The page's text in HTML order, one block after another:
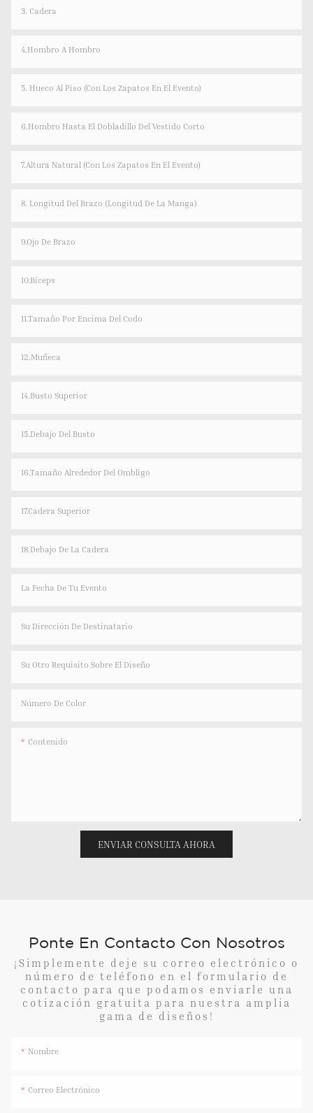
3. Cadera
4.hombro A Hombro
5. Hueco Al Piso (con Los Zapatos En El Evento)
6.Hombro Hasta El Dobladillo Del Vestido Corto
7.Altura Natural (con Los Zapatos En El Evento)
8. Longitud Del Brazo (longitud De La Manga)
9.Ojo De Brazo
10.bíceps
11.Tamaño Por Encima Del Codo
12.Muñeca
14.Busto Superior
15.Debajo Del Busto
16.Tamaño Alrededor Del Ombligo
17.Cadera Superior
18.Debajo De La Cadera
La Fecha De Tu Evento
Su Dirección De Destinatario
Su Otro Requisito Sobre El Diseño
Número De Color
Contenido
ENVIAR CONSULTA AHORA
Ponte En Contacto Con Nosotros
¡Simplemente deje su correo electrónico o
número de teléfono en el formulario de
contacto para que podamos enviarle una
cotización gratuita para nuestra amplia
gama de diseños!
Nombre
Correo Electrónico